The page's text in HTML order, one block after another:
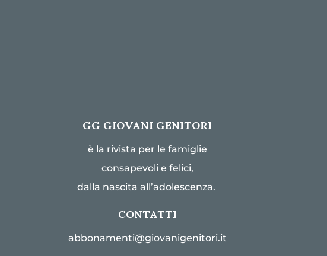
GG GIOVANI GENITORI
è la rivista per le famiglie
consapevoli e felici,
dalla nascita all’adolescenza.
CONTATTI
abbonamenti@giovanigenitori.it